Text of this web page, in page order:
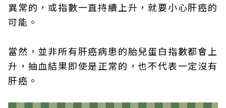
異常的，或指數一直持續上升，就要小心肝癌的
可能。
當然，並非所有肝癌病患的胎兒蛋白指數都會上
升，抽血結果即使是正常的，也不代表一定沒有
肝癌。